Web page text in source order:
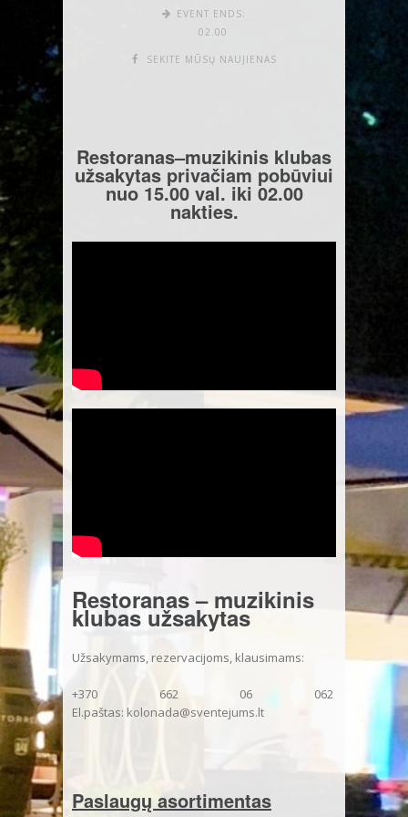
EVENT ENDS:
02.00
SEKITE MŪSŲ NAUJIENAS
Restoranas–muzikinis klubas
užsakytas privačiam pobūviui
nuo 15.00 val. iki 02.00
nakties.
Restoranas – muzikinis
klubas užsakytas
Užsakymams, rezervacijoms, klausimams:
+370 662 06 062
El.paštas: kolonada@sventejums.lt
Paslaugų asortimentas